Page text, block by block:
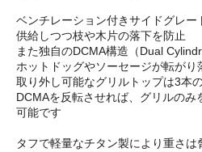
ベンチレーション付きサイドグレ
供給しつつ枝や木片の落下を防止
また独自のDCMA構造（Dual
ホットドッグやソーセージが転が
取り外し可能なグリルトップは3本
DCMAを反転させれば、グリルのみ
可能です
タフで軽量なチタン製により重さ